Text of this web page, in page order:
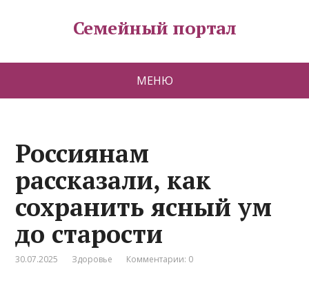
Семейный портал
МЕНЮ
Россиянам
рассказали, как
сохранить ясный ум
до старости
30.07.2025 Здоровье Комментарии: 0